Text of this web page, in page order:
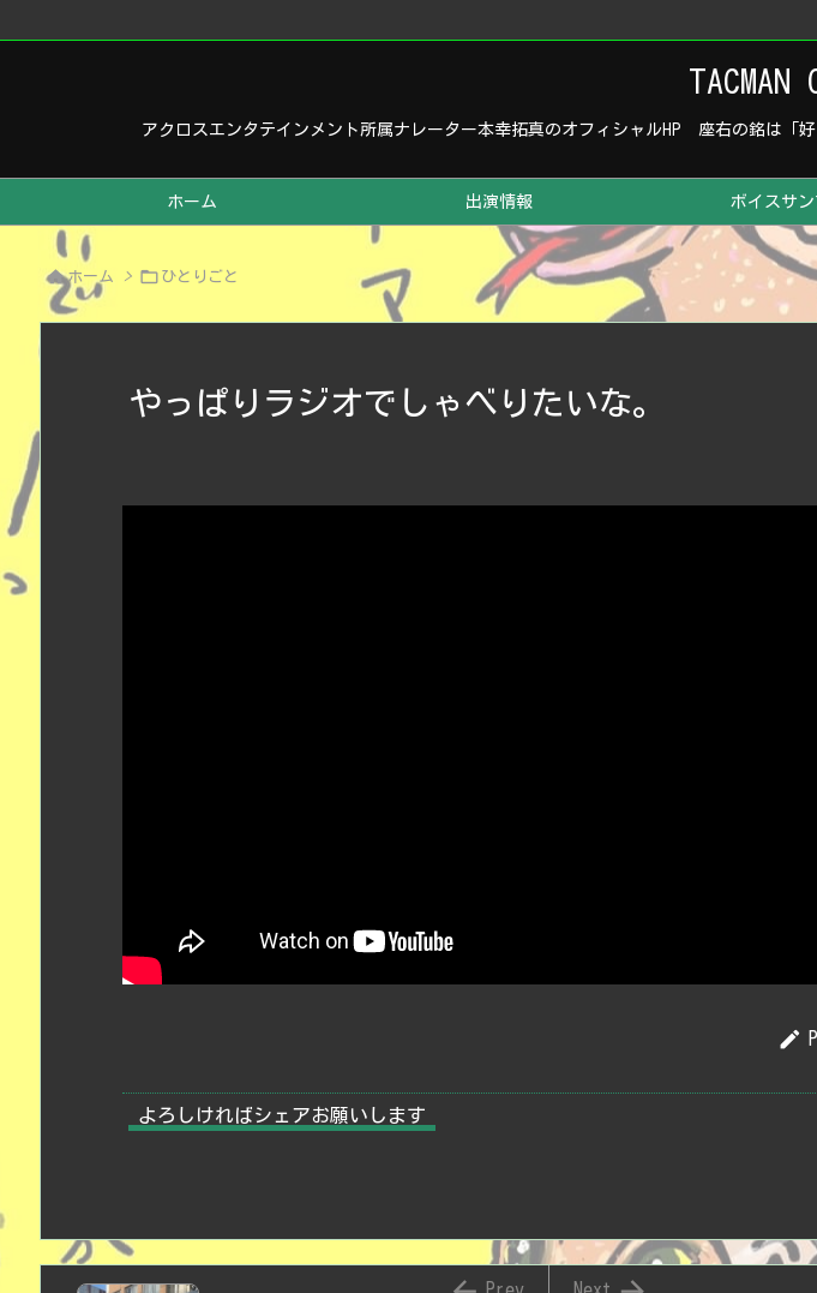
TACMAN
アクロスエンタテインメント所属ナレーター本幸拓真のオフィシャルHP 座右の銘は「
ホーム 出演情報 ボイスサ
ホーム >  ひとりごと
やっぱりラジオでしゃべりたいな。

よろしければシェアお願いします